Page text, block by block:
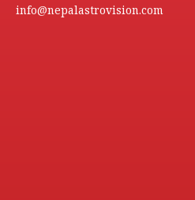
info@nepalastrovision.com